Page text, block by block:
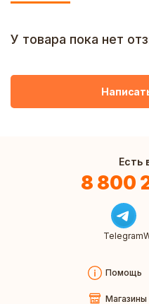
У товара пока нет
Есть
8 800
Telegram
Помощь
Магазины